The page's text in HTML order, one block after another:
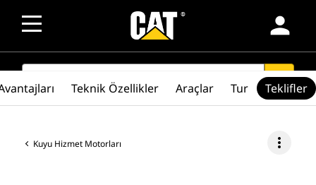
person
SEARCH search
Kuyu Hizmet Motorları more_vert
Teknik Özellikler Araçlar Tur Teklifler